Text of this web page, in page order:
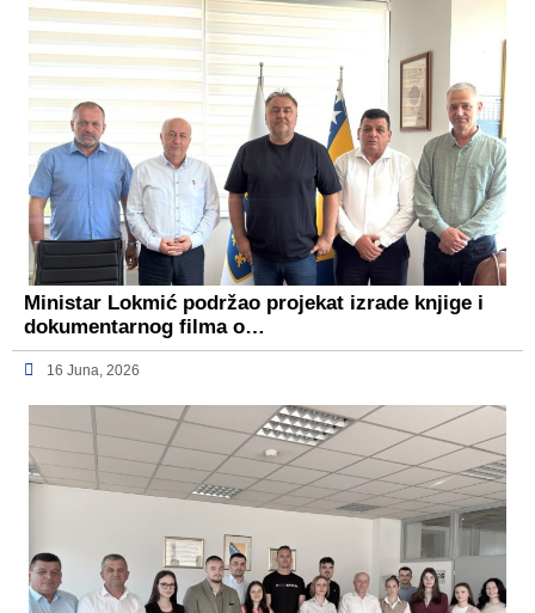
Ministar Lokmić podržao projekat izrade knjige i
dokumentarnog filma o…
16 Juna, 2026